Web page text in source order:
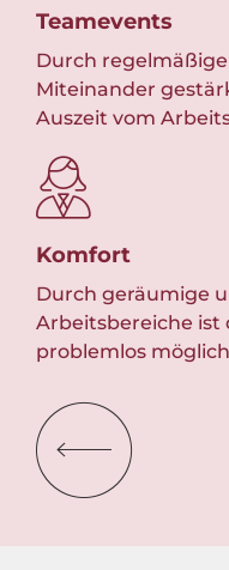
Teamevents
Durch
Miteinander
Auszeit vom
Komfort
Durch geräumige
Arbeitsbereiche ist
problemlos